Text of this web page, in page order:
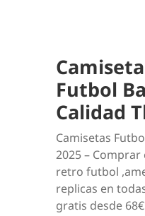
Futbol
Calidad
Camisetas
2025 – Comprar
retro futbol
replicas en
gratis desde